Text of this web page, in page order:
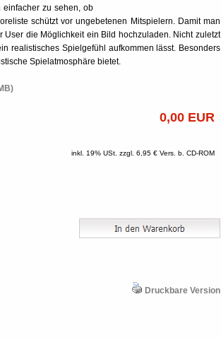
einfacher zu sehen, ob
schützt vor ungebetenen Mitspielern. Damit man
User die Möglichkeit ein Bild hochzuladen. Nicht zuletzt
realistisches Spielgefühl aufkommen lässt. Besonders
Spielatmosphäre bietet.
0,00 EUR
inkl. 19% USt. zzgl. 6,95 € Vers. b. CD-ROM
Druckbare Version